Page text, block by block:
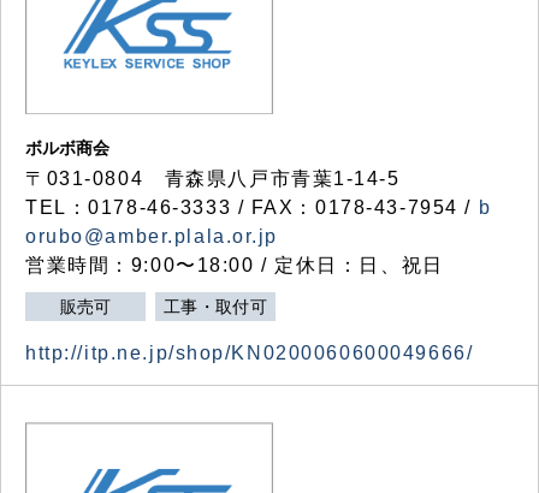
ボルボ商会
〒031-0804 青森県八戸市青葉1-14-5
TEL：0178-46-3333 / FAX：0178-43-7954 / b
orubo@amber.plala.or.jp
営業時間：9:00〜18:00 / 定休日：日、祝日
販売可 工事・取付可
http://itp.ne.jp/shop/KN0200060600049666/